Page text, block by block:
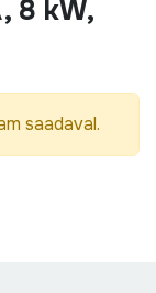
8 kW,
saadaval.